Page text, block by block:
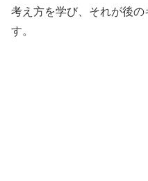
考え方を学び、それが後
す。